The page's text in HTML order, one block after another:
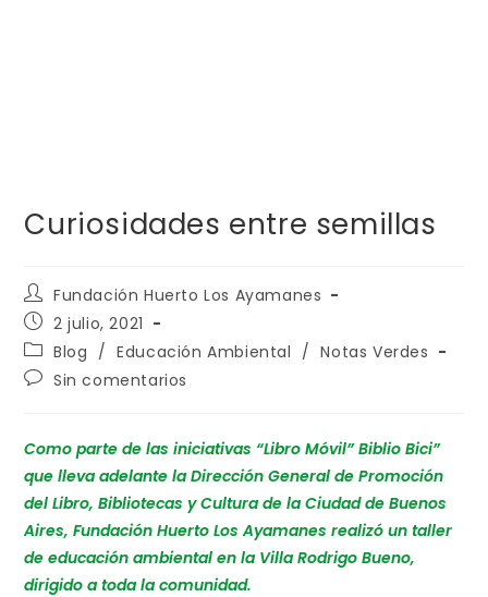
Curiosidades entre semillas
Fundación Huerto Los Ayamanes
2 julio, 2021
Blog / Educación Ambiental / Notas Verdes
Sin comentarios
Como parte de las iniciativas “Libro Móvil” Biblio Bici”
que lleva adelante la Dirección General de Promoción
del Libro, Bibliotecas y Cultura de la Ciudad de Buenos
Aires, Fundación Huerto Los Ayamanes realizó un taller
de educación ambiental en la Villa Rodrigo Bueno,
dirigido a toda la comunidad.